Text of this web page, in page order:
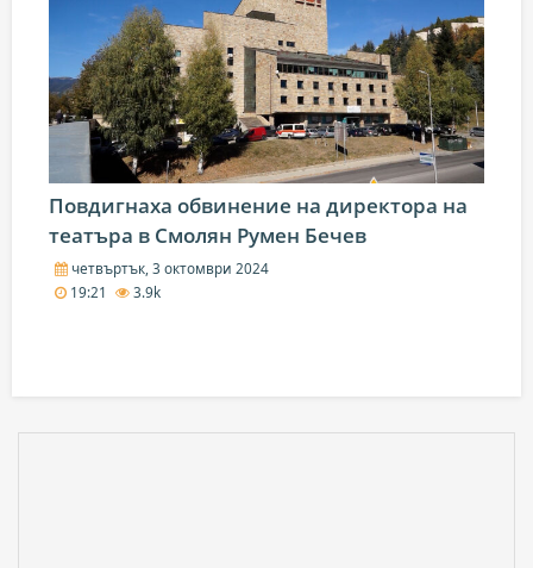
Повдигнаха обвинение на директора на
театъра в Смолян Румен Бечев
четвъртък, 3 октомври 2024
19:21
3.9k